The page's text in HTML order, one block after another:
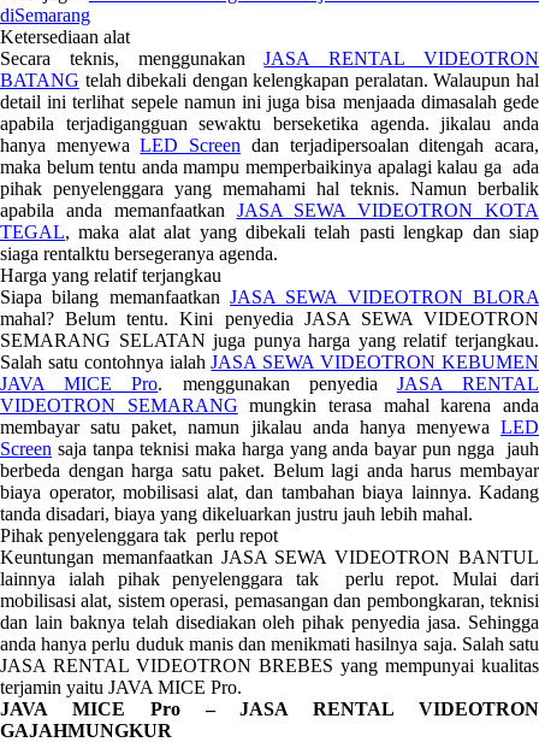
diSemarang
Ketersediaan alat
Secara teknis, menggunakanJASA RENTAL VIDEOTRON
BATANG telah dibekali dengan kelengkapan peralatan. Walaupun hal
detail ini terlihat sepele namun ini juga bisa menjaada dimasalah gede
apabila terjadigangguan sewaktu berseketika agenda. jikalau anda
hanya menyewaLED Screen dan terjadipersoalan ditengah acara,
maka belum tentu anda mampu memperbaikinya apalagi kalau ga ada
pihak penyelenggara yang memahami hal teknis. Namun berbalik
apabila anda memanfaatkan JASA SEWA VIDEOTRON KOTA
TEGAL, maka alat alat yang dibekali telah pasti lengkap dan siap
siaga rentalktu bersegeranya agenda.
Harga yang relatif terjangkau
Siapa bilang memanfaatkan JASA SEWA VIDEOTRON BLORA
mahal? Belum tentu. Kini penyedia JASA SEWA VIDEOTRON
SEMARANG SELATAN juga punya harga yang relatif terjangkau.
Salah satu contohnya ialahJASA SEWA VIDEOTRON KEBUMEN
JAVA MICE Pro. menggunakan penyedia JASA RENTAL
VIDEOTRON SEMARANG mungkin terasa mahal karena anda
membayar satu paket, namun jikalau anda hanya menyewa LED
Screen saja tanpa teknisi maka harga yang anda bayar pun ngga jauh
berbeda dengan harga satu paket. Belum lagi anda harus membayar
biaya operator, mobilisasi alat, dan tambahan biaya lainnya. Kadang
tanda disadari, biaya yang dikeluarkan justru jauh lebih mahal.
Pihak penyelenggara tak perlu repot
Keuntungan memanfaatkan JASA SEWA VIDEOTRON BANTUL
lainnya ialah pihak penyelenggara tak perlu repot. Mulai dari
mobilisasi alat, sistem operasi, pemasangan dan pembongkaran, teknisi
dan lain baknya telah disediakan oleh pihak penyedia jasa. Sehingga
anda hanya perlu duduk manis dan menikmati hasilnya saja. Salah satu
JASA RENTAL VIDEOTRON BREBES yang mempunyai kualitas
terjamin yaitu JAVA MICE Pro.
JAVA MICE Pro – JASA RENTAL VIDEOTRON
GAJAHMUNGKUR